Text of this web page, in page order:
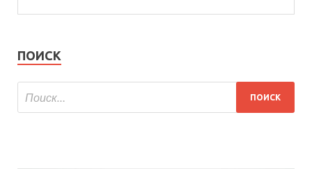
ПОИСК